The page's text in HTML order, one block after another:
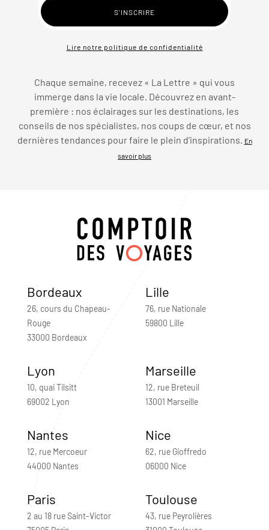
Lire notre politique de confidentialité
Chaque semaine, recevez « La Lettre » qui vous
immerge dans la vie locale. Découvrez en avant-
première : nos éclairages sur les destinations, les
conseils de nos spécialistes, nos coups de cœur, et nos
dernières tendances pour faire le plein d’inspirations.
En
savoir plus
Bordeaux
26, cours du Chapeau-
Rouge
33000 Bordeaux
Lille
76, rue Nationale
59800 Lille
Lyon
10, quai Tilsitt
69002 Lyon
Marseille
12, rue Breteuil
13001 Marseille
Nantes
12, rue Mercoeur
44000 Nantes
Nice
62, rue Gioffredo
06000 Nice
Paris
2 au 18 rue Saint-Victor
Toulouse
43, rue Peyrolières